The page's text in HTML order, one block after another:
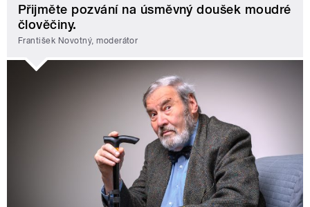
Přijměte pozvání na úsměvný doušek moudré
člověčiny.
František Novotný, moderátor